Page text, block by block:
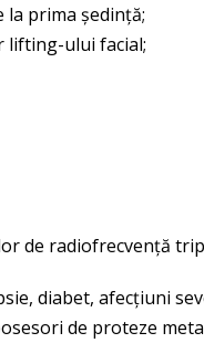
prima ședință;
lifting-ului facial;
de radiofrecvență
diabet, afecțiuni
de proteze